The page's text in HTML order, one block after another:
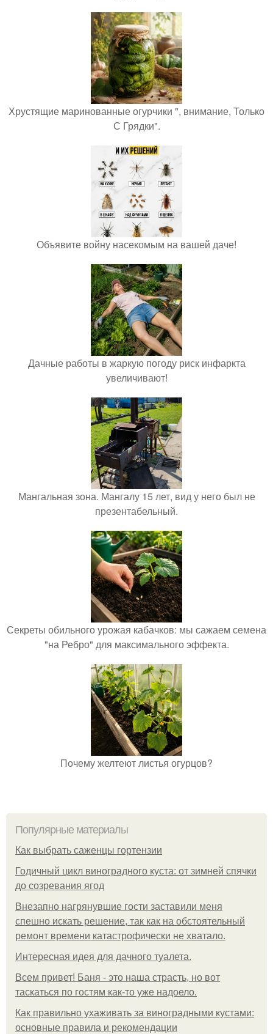
Хрустящие маринованные огурчики ", внимание, Только
С Грядки".
Объявите войну насекомым на вашей даче!
Дачные работы в жаркую погоду риск инфаркта
увеличивают!
Мангальная зона. Мангалу 15 лет, вид у него был не
презентабельный.
Секреты обильного урожая кабачков: мы сажаем семена
"на Ребро" для максимального эффекта.
Почему желтеют листья огурцов?
Популярные материалы
Как выбрать саженцы гортензии
Годичный цикл виноградного куста: от зимней спячки
до созревания ягод
Внезапно нагрянувшие гости заставили меня
спешно искать решение, так как на обстоятельный
ремонт времени катастрофически не хватало.
Интересная идея для дачного туалета.
Всем привет! Баня - это наша страсть, но вот
таскаться по гостям как-то уже надоело.
Как правильно ухаживать за виноградными кустами:
основные правила и рекомендации